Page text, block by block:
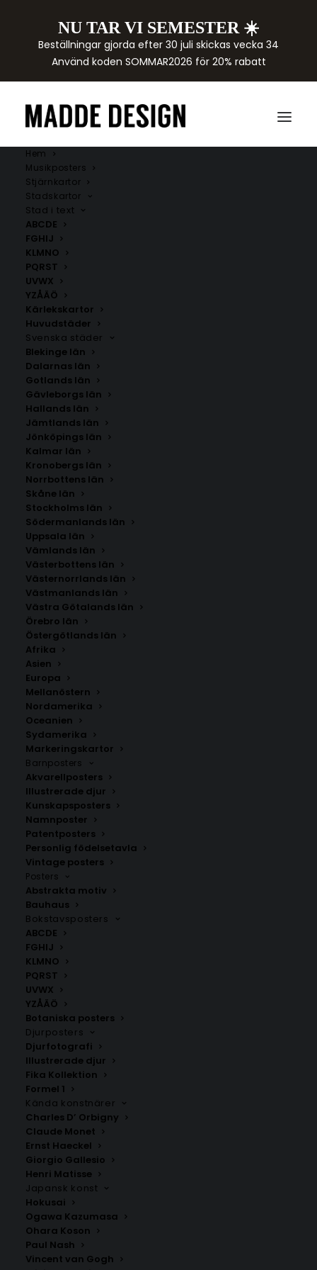
NU TAR VI SEMESTER ☀️
Beställningar gjorda efter 30 juli skickas vecka 34
Använd koden SOMMAR2026 för 20% rabatt
Hem
Musikposters
Stjärnkartor
Stadskartor
Stad i text
ABCDE
FGHIJ
KLMNO
PQRST
UVWX
YZÅÄÖ
Kärlekskartor
Huvudstäder
Svenska städer
Blekinge län
Dalarnas län
Gotlands län
Gävleborgs län
Hallands län
Jämtlands län
Jönköpings län
Kalmar län
Kronobergs län
Norrbottens län
Skåne län
Stockholms län
Södermanlands län
Uppsala län
Vämlands län
Västerbottens län
Västernorrlands län
Västmanlands län
Västra Götalands län
Örebro län
Östergötlands län
Afrika
Asien
Europa
Mellanöstern
Nordamerika
Oceanien
Sydamerika
Markeringskartor
Barnposters
Akvarellposters
Illustrerade djur
Kunskapsposters
Namnposter
Patentposters
Personlig födelsetavla
Vintage posters
Posters
Abstrakta motiv
Bauhaus
Bokstavsposters
ABCDE
FGHIJ
KLMNO
PQRST
UVWX
YZÅÄÖ
Botaniska posters
Djurposters
Djurfotografi
Illustrerade djur
Fika Kollektion
Formel 1
Kända konstnärer
Charles D’ Orbigny
Claude Monet
Ernst Haeckel
Giorgio Gallesio
Henri Matisse
Japansk konst
Hokusai
Ogawa Kazumasa
Ohara Koson
Paul Nash
Vincent van Gogh
Mångbyn
Storlek
350.00kr
Handritad karta över Mångbyn i
Välj mellan fyra olika storlekar: 50×70 cm, 40×50 cm,
30×40 cm och 21×30 cm.
Skellefteå kommun
ANDRA KÖPTE ÄVEN
Skellefteå
Fr. 200.00